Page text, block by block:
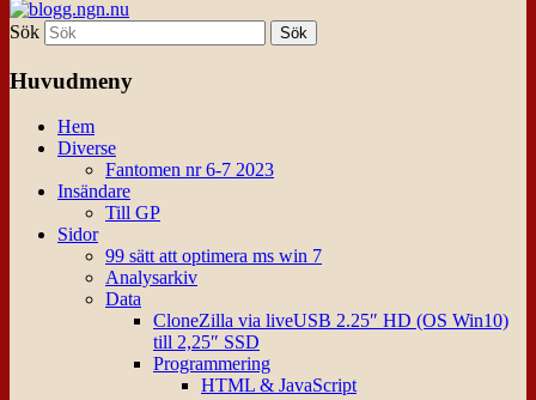
Sök
Huvudmeny
Hem
Diverse
Fantomen nr 6-7 2023
Insändare
Till GP
Sidor
99 sätt att optimera ms win 7
Analysarkiv
Data
CloneZilla via liveUSB 2.25″ HD (OS Win10)
till 2,25″ SSD
Programmering
HTML & JavaScript